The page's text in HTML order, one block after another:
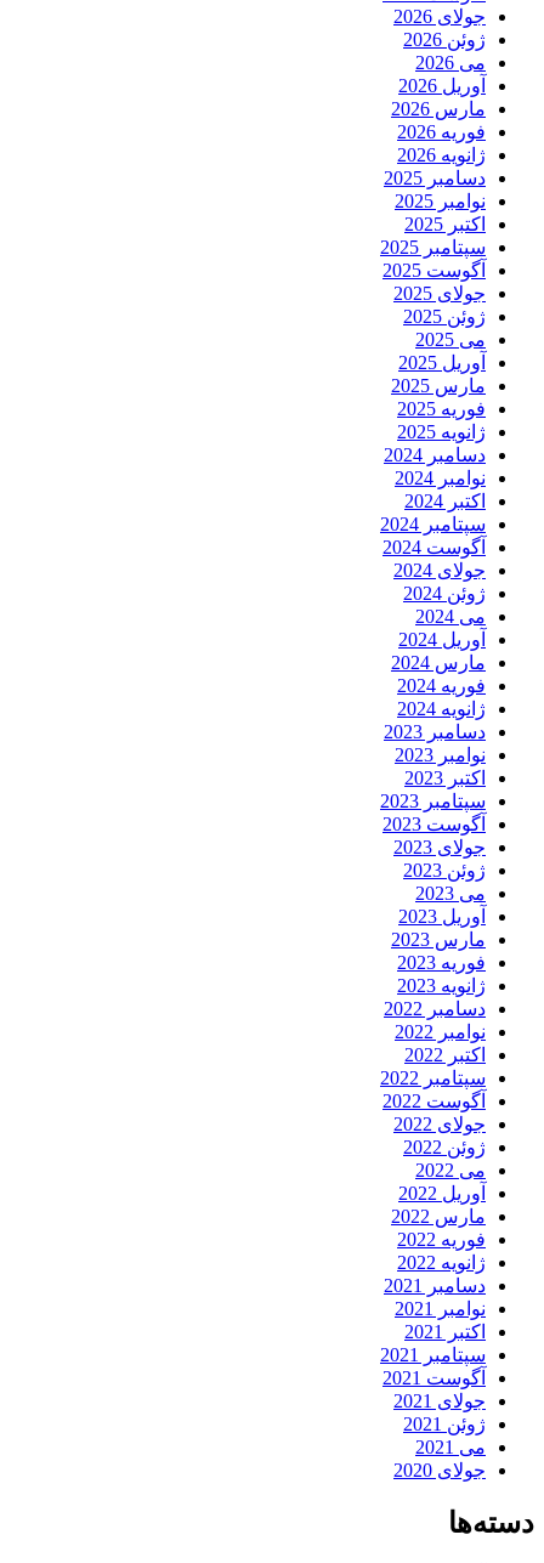
جولای 2026
ژوئن 2026
می 2026
آوریل 2026
مارس 2026
فوریه 2026
ژانویه 2026
دسامبر 2025
نوامبر 2025
اکتبر 2025
سپتامبر 2025
آگوست 2025
جولای 2025
ژوئن 2025
می 2025
آوریل 2025
مارس 2025
فوریه 2025
ژانویه 2025
دسامبر 2024
نوامبر 2024
اکتبر 2024
سپتامبر 2024
آگوست 2024
جولای 2024
ژوئن 2024
می 2024
آوریل 2024
مارس 2024
فوریه 2024
ژانویه 2024
دسامبر 2023
نوامبر 2023
اکتبر 2023
سپتامبر 2023
آگوست 2023
جولای 2023
ژوئن 2023
می 2023
آوریل 2023
مارس 2023
فوریه 2023
ژانویه 2023
دسامبر 2022
نوامبر 2022
اکتبر 2022
سپتامبر 2022
آگوست 2022
جولای 2022
ژوئن 2022
می 2022
آوریل 2022
مارس 2022
فوریه 2022
ژانویه 2022
دسامبر 2021
نوامبر 2021
اکتبر 2021
سپتامبر 2021
آگوست 2021
جولای 2021
ژوئن 2021
می 2021
جولای 2020
دسته‌ها